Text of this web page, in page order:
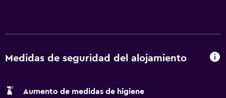
o ducha con cabezal de ducha tipo lluvia, artículos de
ofrece acceso a Internet wifi gratis con una velocidad de
Medidas de seguridad del alojamiento
Aumento de medidas de higiene